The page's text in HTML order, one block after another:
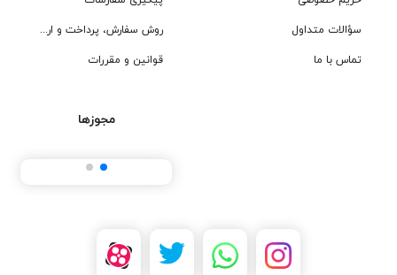
سؤالات متداول
تماس با ما
روش سفارش، پرداخت و ارسال
قوانین و مقررات
مجوزها